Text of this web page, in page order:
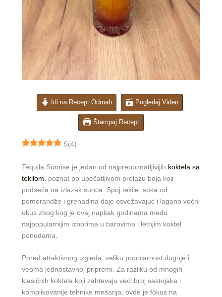
Idi na Recept Odmah Pogledaj Video
Štampaj Recept
5(4)
Tequila Sunrise je jedan od najprepoznatljivijih koktela sa
tekilom , poznat po upečatljivom prelazu boja koji
podseća na izlazak sunca. Spoj tekile, soka od
pomorandže i grenadina daje osvežavajuć i lagano voćni
ukus zbog kog je ovaj napitak godinama među
najpopularnijim izborima u barovima i letnjim koktel
ponudama.
Pored atraktivnog izgleda, veliku popularnost duguje i
veoma jednostavnoj pripremi. Za razliku od mnogih
klasičnih koktela koji zahtevaju veći broj sastojaka i
komplikovanije tehnike mešanja, ovde je fokus na